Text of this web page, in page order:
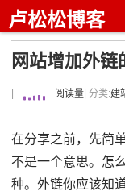
卢松松博客
网站增加外链
阅读量 | 分类:建
在分享之前，先简
不是一个意思。怎
种。外链你应该知